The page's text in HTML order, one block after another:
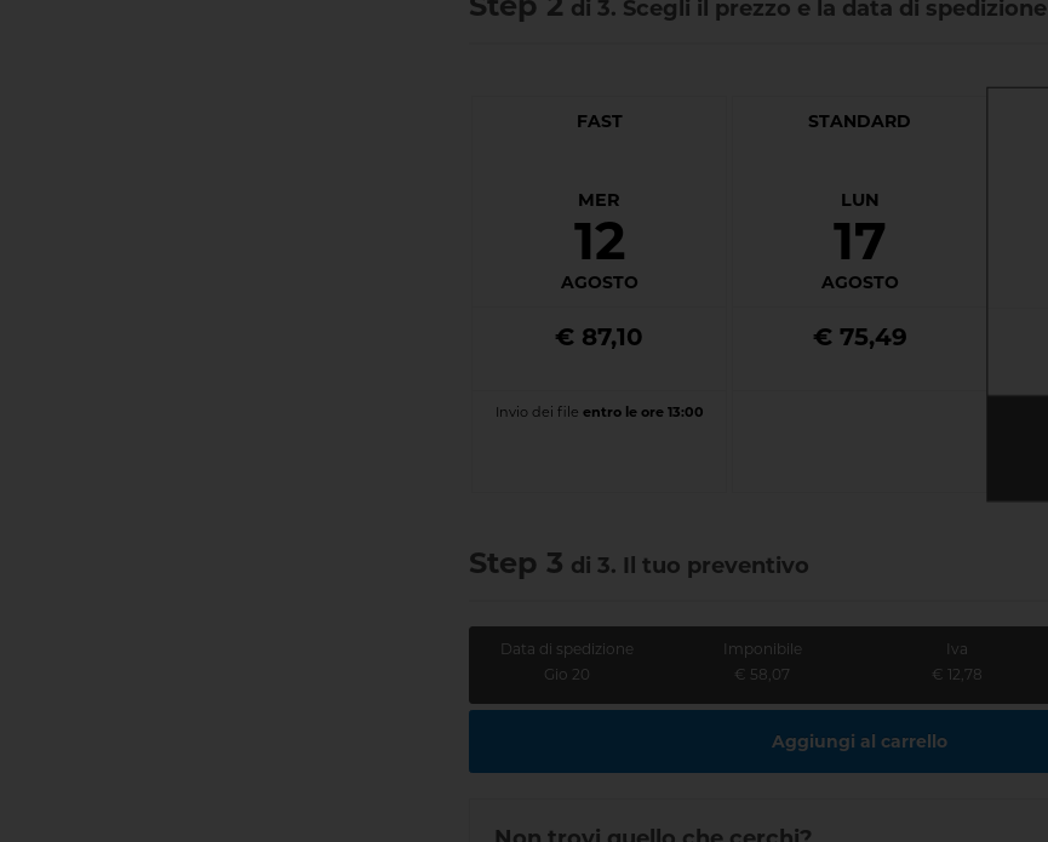
di 3. Scegli il prezzo e la data di spedizione
FAST
MER
12
AGOSTO
€ 87,10
Invio dei file entro le ore 13:00
STANDARD
LUN
17
AGOSTO
€ 75,49
Step 3 di 3. Il tuo preventivo
Data di spedizione
Gio 20
Imponibile
€ 58,07
Iva
€ 12,78
Aggiungi al carrello